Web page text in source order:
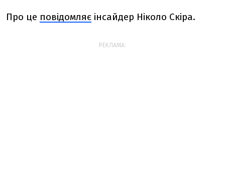
Про це повідомляє інсайдер Ніколо Скіра.
РЕКЛАМА: